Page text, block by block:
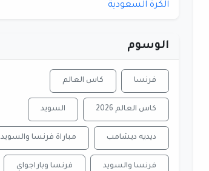
الكرة السعودية
الوسوم
فرنسا كاس العالم
كاس العالم 2026 السويد
ديديه ديشامب مباراة فرنسا والسويد
فرنسا والسويد فرنسا وباراجواي